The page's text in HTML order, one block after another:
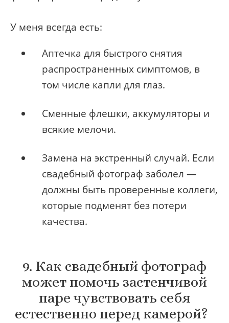
У меня всегда есть:
Аптечка для быстрого снятия
распространенных симптомов, в
том числе капли для глаз.
Сменные флешки, аккумуляторы и
всякие мелочи.
Замена на экстренный случай. Если
свадебный фотограф заболел —
должны быть проверенные коллеги,
которые подменят без потери
качества.
9. Как свадебный фотограф
может помочь застенчивой
паре чувствовать себя
естественно перед камерой?